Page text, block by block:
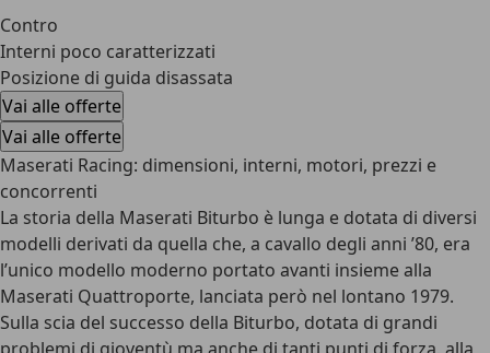
Contro
Interni poco caratterizzati
Posizione di guida disassata
Vai alle offerte
Vai alle offerte
Maserati Racing: dimensioni, interni, motori, prezzi e
concorrenti
La storia della Maserati Biturbo è lunga e dotata di diversi
modelli derivati da quella che, a cavallo degli anni ’80, era
l’unico modello moderno portato avanti insieme alla
Maserati Quattroporte, lanciata però nel lontano 1979.
Sulla scia del successo della Biturbo, dotata di grandi